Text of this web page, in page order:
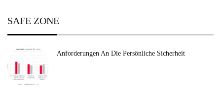
SAFE ZONE
Anforderungen An Die Persönliche Sicherheit